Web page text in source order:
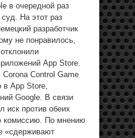
в очередной раз
На этот раз
разработчик
не понравилось,
App Store.
Corona Control Game
в App Store,
Google. В связи
иск против обеих
комиссию. По мнению
«сдерживают